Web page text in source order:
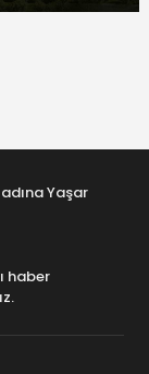
Yaşar
haber